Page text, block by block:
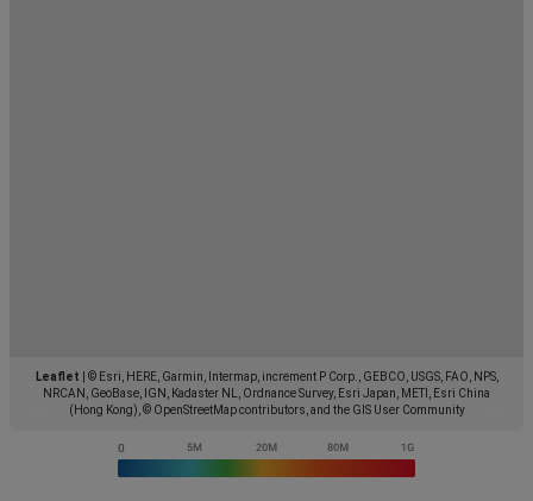
Leaflet
© Esri, HERE, Garmin, Intermap, increment P Corp., GEBCO, USGS, FAO, NPS,
NRCAN, GeoBase, IGN, Kadaster NL, Ordnance Survey, Esri Japan, METI, Esri China
(Hong Kong), © OpenStreetMap contributors, and the GIS User Community